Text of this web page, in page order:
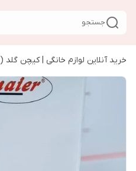
جستجو
خرید آنلاین لوازم خانگی | کیچن گلد (Kitchen Gold)